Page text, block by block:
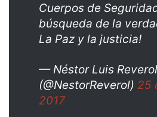
Cuerpos de
búsqueda de la
La Paz y la justicia!
— Néstor Luis Reverol
(@NestorReverol) 25
2017